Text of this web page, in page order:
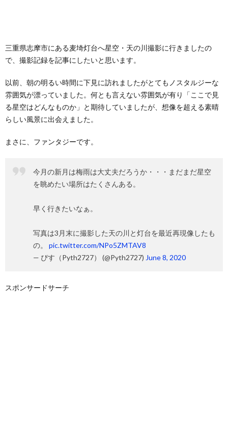
三重県志摩市にある麦埼灯台へ星空・天の川撮影に行きましたの
で、撮影記録を記事にしたいと思います。
以前、朝の明るい時間に下見に訪れましたがとてもノスタルジーな
雰囲気が漂っていました。何とも言えない雰囲気が有り「ここで見
る星空はどんなものか」と期待していましたが、想像を超える素晴
らしい風景に出会えました。
まさに、ファンタジーです。
今月の新月は梅雨は大丈夫だろうか・・・まだまだ星空
を眺めたい場所はたくさんある。
早く行きたいなぁ。
写真は3月末に撮影した天の川と灯台を最近再現像したも
の。 pic.twitter.com/NPo5ZMTAV8
— ぴす（Pyth2727） (@Pyth2727) June 8, 2020
スポンサードサーチ